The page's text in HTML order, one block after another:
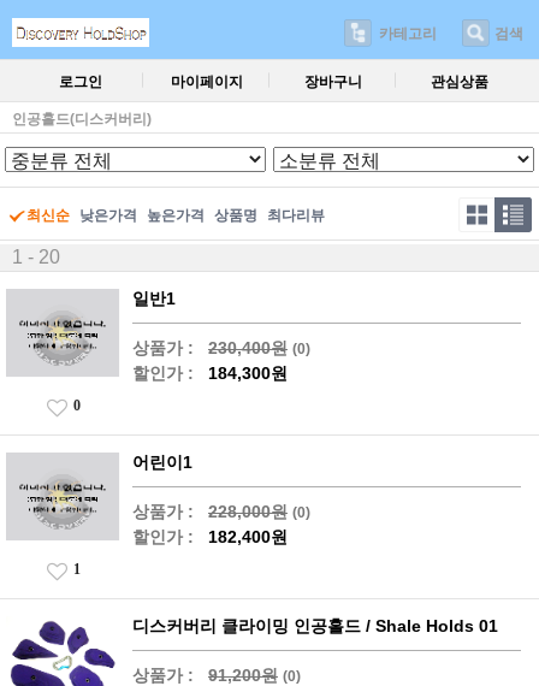
카테고리 검색
로그인 마이페이지 장바구니 관심상품
인공홀드(디스커버리)
최신순 낮은가격 높은가격 상품명 최다리뷰
1 - 20
일반1
상품가 : 230,400원 (0)
할인가 : 184,300원
0
어린이1
상품가 : 228,000원 (0)
할인가 : 182,400원
1
디스커버리 클라이밍 인공홀드 / Shale Holds 01
상품가 : 91,200원 (0)